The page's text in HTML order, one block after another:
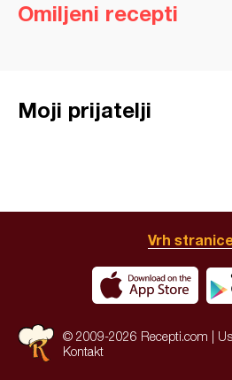
Omiljeni recepti
Moji prijatelji
Vrh
© 2009-2026 Recepti.com |
Kontakt